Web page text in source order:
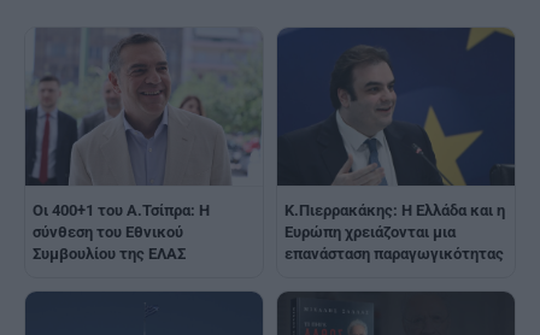
Οι 400+1 του Α.Τσίπρα: Η
σύνθεση του Εθνικού
Συμβουλίου της ΕΛΑΣ
K.Πιερρακάκης: Η Ελλάδα και η
Ευρώπη χρειάζονται μια
επανάσταση παραγωγικότητας